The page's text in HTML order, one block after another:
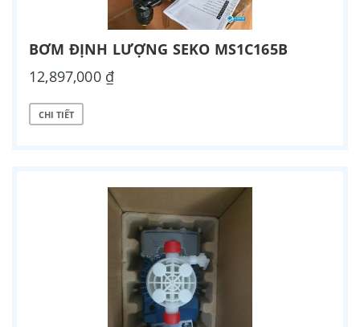
BƠM ĐỊNH LƯỢNG SEKO MS1C165B
12,897,000 ₫
CHI TIẾT